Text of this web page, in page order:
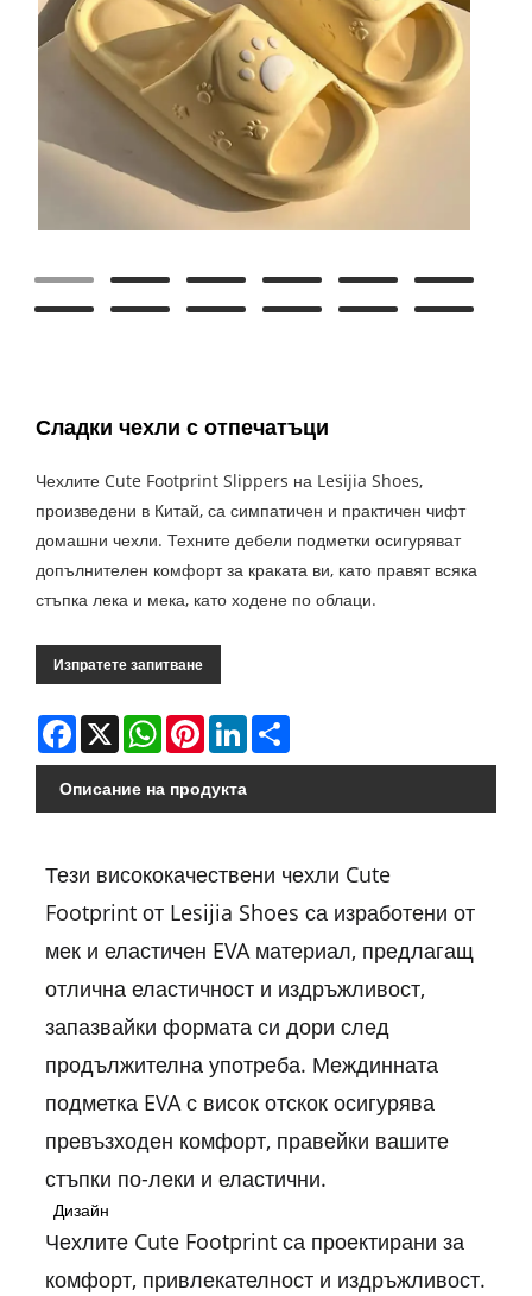
Сладки чехли с отпечатъци
Чехлите Cute Footprint Slippers на Lesijia Shoes,
произведени в Китай, са симпатичен и практичен чифт
домашни чехли. Техните дебели подметки осигуряват
допълнителен комфорт за краката ви, като правят всяка
стъпка лека и мека, като ходене по облаци.
Изпратете запитване
Facebook
X WhatsAppPinterestLinkedIn
Описание на продукта
Тези висококачествени чехли Cute
Footprint от Lesijia Shoes са изработени от
мек и еластичен EVA материал, предлагащ
отлична еластичност и издръжливост,
запазвайки формата си дори след
продължителна употреба. Междинната
подметка EVA с висок отскок осигурява
превъзходен комфорт, правейки вашите
стъпки по-леки и еластични.
Дизайн
Чехлите Cute Footprint са проектирани за
комфорт, привлекателност и издръжливост.